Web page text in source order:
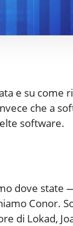
e su
che a
software.
dove
Conor.
di Lokad,